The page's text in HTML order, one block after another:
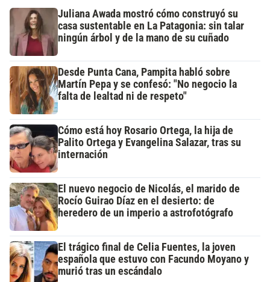
Juliana Awada mostró cómo construyó su
casa sustentable en La Patagonia: sin talar
ningún árbol y de la mano de su cuñado
Desde Punta Cana, Pampita habló sobre
Martín Pepa y se confesó: "No negocio la
falta de lealtad ni de respeto"
Cómo está hoy Rosario Ortega, la hija de
Palito Ortega y Evangelina Salazar, tras su
internación
El nuevo negocio de Nicolás, el marido de
Rocío Guirao Díaz en el desierto: de
heredero de un imperio a astrofotógrafo
El trágico final de Celia Fuentes, la joven
española que estuvo con Facundo Moyano y
murió tras un escándalo